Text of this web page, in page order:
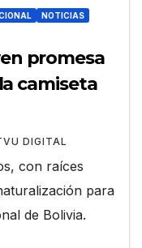
NOTICIAS
promesa
camiseta
DIGITAL
con raíces
para
de Bolivia.